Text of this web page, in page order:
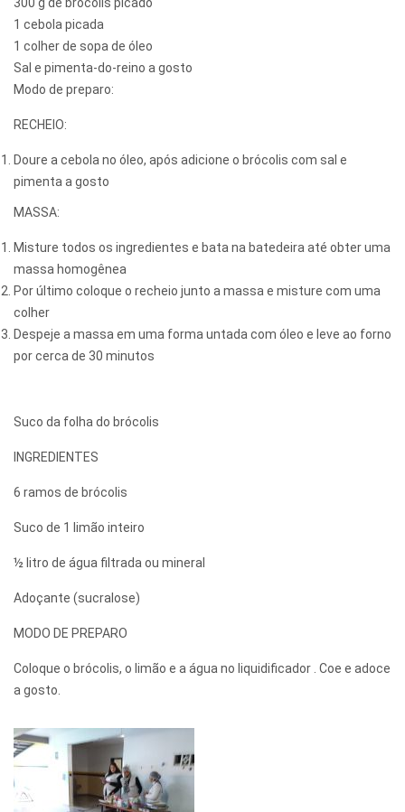
1 cebola picada
1 colher de sopa de óleo
Sal e pimenta-do-reino a gosto
Modo de preparo:
RECHEIO:
Doure a cebola no óleo, após adicione o brócolis com sal e
pimenta a gosto
MASSA:
Misture todos os ingredientes e bata na batedeira até obter uma
massa homogênea
Por último coloque o recheio junto a massa e misture com uma
colher
Despeje a massa em uma forma untada com óleo e leve ao forno
por cerca de 30 minutos
Suco da folha do brócolis
INGREDIENTES
6 ramos de brócolis
Suco de 1 limão inteiro
½ litro de água filtrada ou mineral
Adoçante (sucralose)
MODO DE PREPARO
Coloque o brócolis, o limão e a água no liquidificador . Coe e adoce
a gosto.